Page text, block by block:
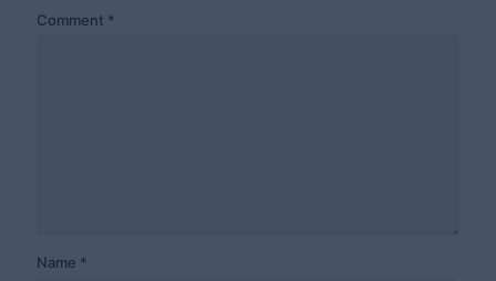
Comment *
Name *